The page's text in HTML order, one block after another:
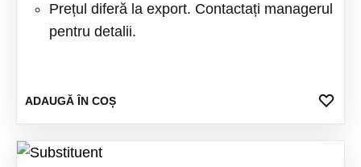
Prețul diferă la export. Contactați managerul
pentru detalii.
ADAUGĂ ÎN COȘ